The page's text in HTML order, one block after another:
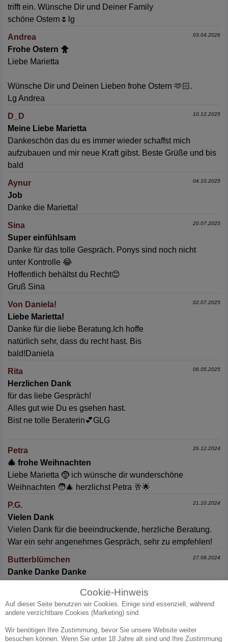
trifft ein. Wünsche Dir und Deiner Family
schöne Ostern🌷lg
Andrea 03.04.2026
Frohe Ostern 🐥
Liebe Marietta
Wünsche Dir und Deinen Lieben frohe Ostern 🫶🏻.
Lg Andrea
D_D 10.12.2025
Meine Liebe Marietta
Dankeschön das du es immer wieder schaffst mich
aufzubauen und mir neue Kraft gibst. Beste Grüße und bis
bald
Aynur 04.10.2025
Job
Danke die Marietta!
Sina 20.07.2025
Super einfühlsam
Danke für das tolle Gespräch. Ponys sind noch nicht
unter Kontrolle 😂
Hoffentlich behältst du Recht😊
Gruß Sina
Von Daniela! 02.07.2025
Liebe Marietta!
Danke für die liebe Beratung.Ich hoffe
natürlich sehr, dass du recht hast. Bis
bald!Daniela
Rita 06.05.2025
Herzlichen Dank
für das liebe Gespräch!
Alles gut wie Du es gsehen hast.
Bist ne tolle Beraterin💕GLG
Petra 26.12.2024
🎄 frohe Weihnachten
Liebe Marietta 🤶 ich wünsche dir wunderschöne
Weihnachten 🧑‍🎄 herzlichst Petra 🥂🌟
P.G. 21.10.2024
Vielen Dank
Vielen Dank für die beeindruckende, herzliche Beratung.
War ein sehr angenehmes Gespräch, sehr zu empfehlen!
Butterblümchen 27.08.2024
Danke Danke Danke
gesperrt.Auch für mich gibt es eine Schmerzgrenze, die
endlich überschritten ist. Danke Dir sehr für Deine
Dinge ins rechte Licht zu rücken! Herzlichst!
Cookie-Hinweis
Auf dieser Seite benutzen wir Cookies. Einige sind essenziell, während
andere verzichtbare Cookies (Marketing) sind.
Wir benötigen Ihre Zustimmung, bevor Sie unsere Website weiter
besuchen können. Wenn Sie unter 18 Jahre alt sind und Ihre Zustimmung